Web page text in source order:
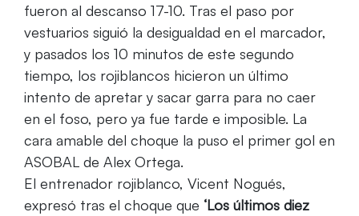
fueron al descanso 17-10. Tras el paso por
vestuarios siguió la desigualdad en el marcador,
y pasados los 10 minutos de este segundo
tiempo, los rojiblancos hicieron un último
intento de apretar y sacar garra para no caer
en el foso, pero ya fue tarde e imposible. La
cara amable del choque la puso el primer gol en
ASOBAL de Alex Ortega.
El entrenador rojiblanco, Vicent Nogués,
expresó tras el choque que ‘Los últimos diez